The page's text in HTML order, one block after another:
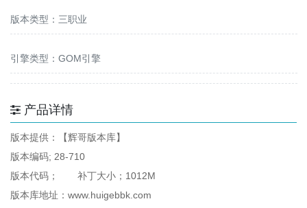
版本类型：三职业
引擎类型：GOM引擎
产品详情
版本提供：【辉哥版本库】
版本编码; 28-710
版本代码； 补丁大小；1012M
版本库地址：www.huigebbk.com